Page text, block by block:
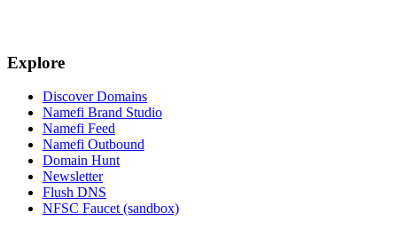
Explore
Discover Domains
Namefi Brand Studio
Namefi Feed
Namefi Outbound
Domain Hunt
Newsletter
Flush DNS
NFSC Faucet (sandbox)